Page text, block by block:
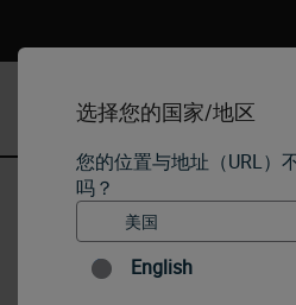
选择您的国家/地区
您的位置与地址（URL）
吗？
English
IHC & ISH •
IVD MET/SE 7